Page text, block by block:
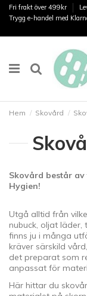
Fri frakt över 499kr
Trygg e-handel med
Hem Skovård
Skovård består
Hygien!
Utgå alltid från
nubuck, oljat läder,
finns ju i många
kräver särskild
det preparat som
anpassat för
Här hittar du